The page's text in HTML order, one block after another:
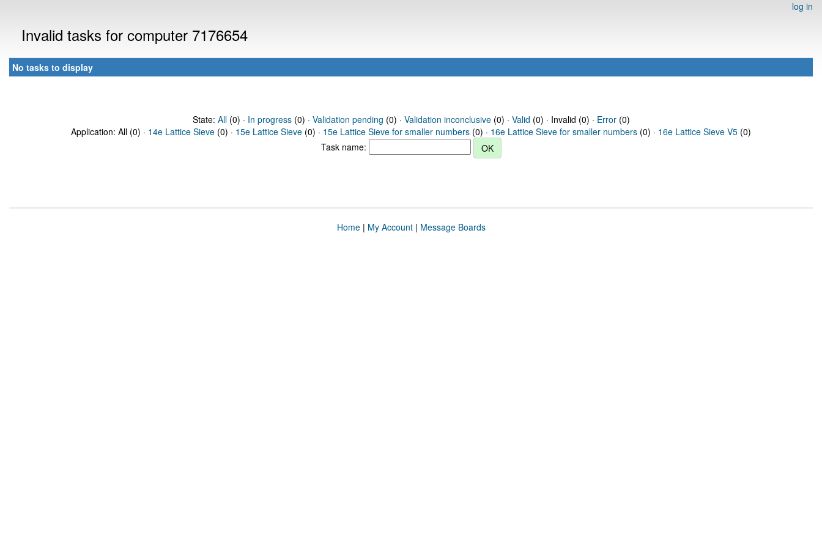
log in
Invalid tasks for computer 7176654
No tasks to display
State: All(0) · In progress(0) · Validation pending (0) · Validation inconclusive(0) · Valid (0) · Invalid (0) · Error(0)
Application: All (0) · 14e Lattice Sieve (0) · 15e Lattice Sieve (0) · 15e Lattice Sieve for smaller numbers (0) · 16e Lattice Sieve for smaller numbers (0) · 16e Lattice Sieve V5 (0)
Task name:
Home| My Account| Message Boards